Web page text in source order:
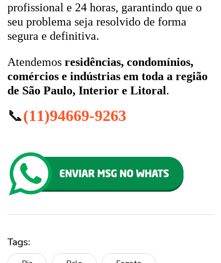
profissional e 24 horas, garantindo que o
seu problema seja resolvido de forma
segura e definitiva.
Atendemos residências, condomínios,
comércios e indústrias em toda a região
de São Paulo, Interior e Litoral.
📞(11)94669-9263
Tags: